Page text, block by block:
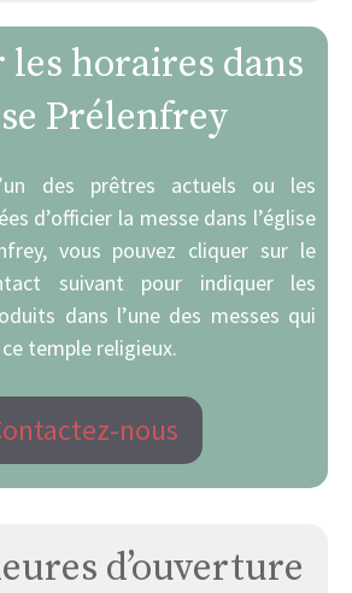
horaires dans
Prélenfrey
des prêtres actuels ou les
d’officier la messe dans l’église
vous pouvez cliquer sur le
suivant pour indiquer les
dans l’une des messes qui
temple religieux.
nous
d’ouverture